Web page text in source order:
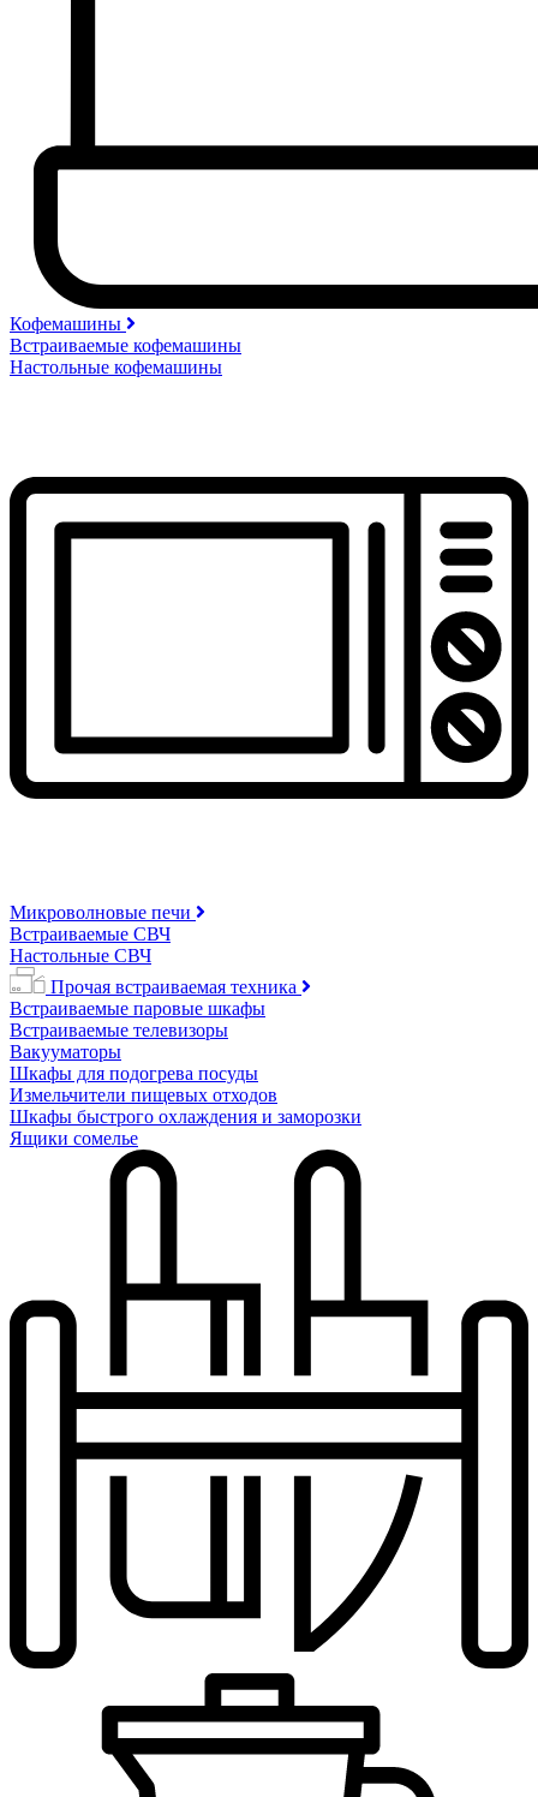
Кофемашины
Встраиваемые кофемашины
Настольные кофемашины
Микроволновые печи
Встраиваемые СВЧ
Настольные СВЧ
Прочая встраиваемая техника
Встраиваемые паровые шкафы
Встраиваемые телевизоры
Вакууматоры
Шкафы для подогрева посуды
Измельчители пищевых отходов
Шкафы быстрого охлаждения и заморозки
Ящики сомелье